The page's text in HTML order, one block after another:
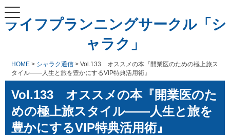
ライフプランニングサークル「シ
ャラク」
HOME > シャラク通信 > Vol.133 オススメの本『開業医のための極上旅ス
タイル――人生と旅を豊かにするVIP特典活用術』
Vol.133 オススメの本『開業医のた
めの極上旅スタイル――人生と旅を
豊かにするVIP特典活用術』